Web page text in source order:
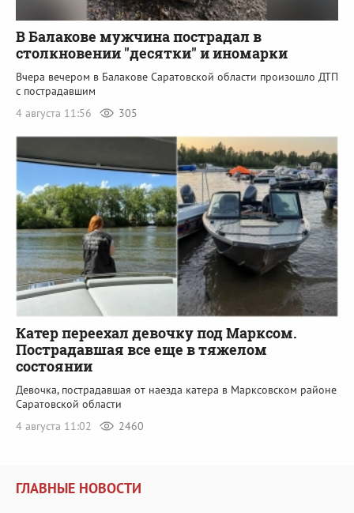
В Балакове мужчина пострадал в
столкновении "десятки" и иномарки
Вчера вечером в Балакове Саратовской области произошло ДТП
с пострадавшим
4 августа 11:56
305
Катер переехал девочку под Марксом.
Пострадавшая все еще в тяжелом
состоянии
Девочка, пострадавшая от наезда катера в Марксовском районе
Саратовской области
4 августа 11:02
2460
ГЛАВНЫЕ НОВОСТИ